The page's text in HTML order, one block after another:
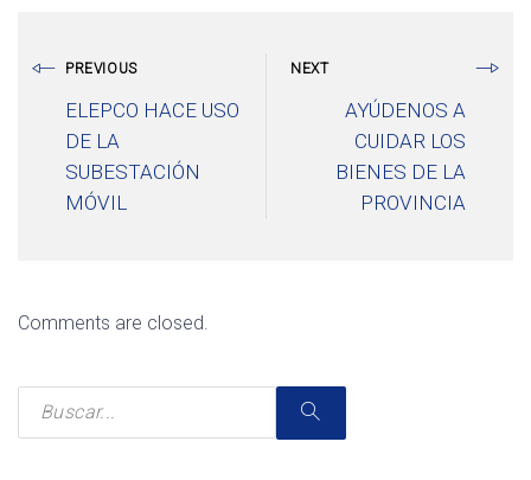
PREVIOUS
ELEPCO HACE USO
DE LA
SUBESTACIÓN
MÓVIL
NEXT
AYÚDENOS A
CUIDAR LOS
BIENES DE LA
PROVINCIA
Comments are closed.